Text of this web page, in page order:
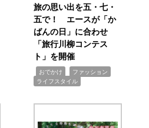
旅の思い出を五・七・
五で！ エースが「か
ばんの日」に合わせ
「旅行川柳コンテス
ト」を開催
おでかけ ファッション
ライフスタイル